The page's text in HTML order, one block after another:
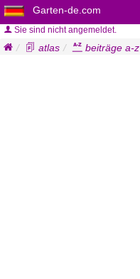
Garten-de.com
Sie sind nicht angemeldet.
atlas beiträge a-z